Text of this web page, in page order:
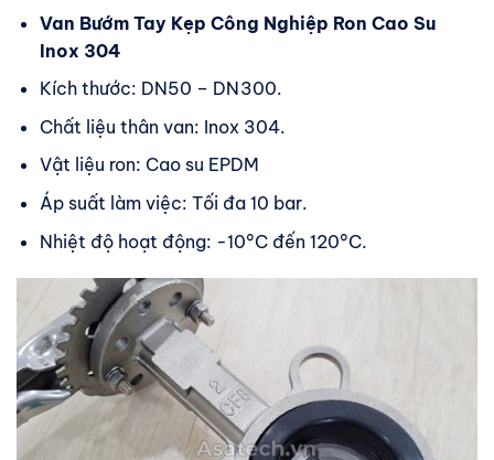
Van Bướm Tay Kẹp Công Nghiệp Ron Cao Su
Inox 304
Kích thước: DN50 – DN300.
Chất liệu thân van: Inox 304.
Vật liệu ron: Cao su EPDM
Áp suất làm việc: Tối đa 10 bar.
Nhiệt độ hoạt động: -10°C đến 120°C.